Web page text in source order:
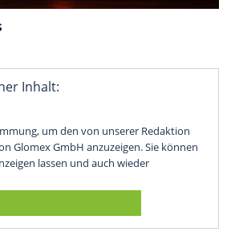
Inhalt:
um den von unserer Redaktion
Glomex GmbH anzuzeigen. Sie können
lassen und auch wieder